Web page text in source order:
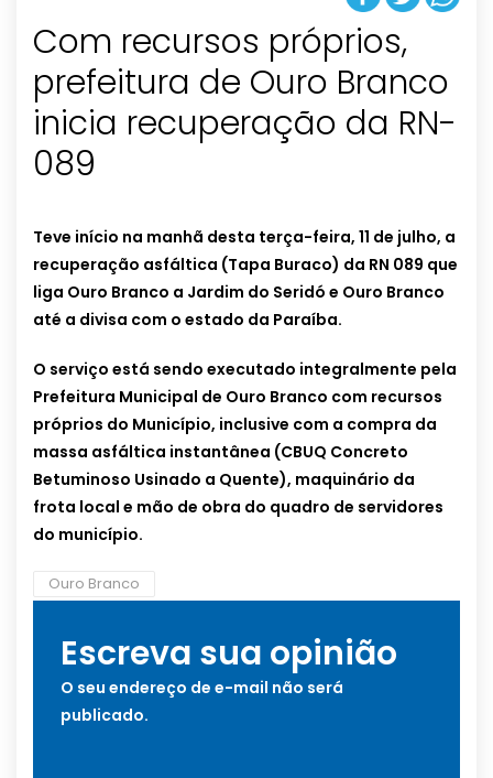
Com recursos próprios,
prefeitura de Ouro Branco
inicia recuperação da RN-
089
Teve início na manhã desta terça-feira, 11 de julho, a
recuperação asfáltica (Tapa Buraco) da RN 089 que
liga Ouro Branco a Jardim do Seridó e Ouro Branco
até a divisa com o estado da Paraíba.
O serviço está sendo executado integralmente pela
Prefeitura Municipal de Ouro Branco com recursos
próprios do Município, inclusive com a compra da
massa asfáltica instantânea (CBUQ Concreto
Betuminoso Usinado a Quente), maquinário da
frota local e mão de obra do quadro de servidores
do município.
Ouro Branco
Escreva sua opinião
O seu endereço de e-mail não será
publicado.